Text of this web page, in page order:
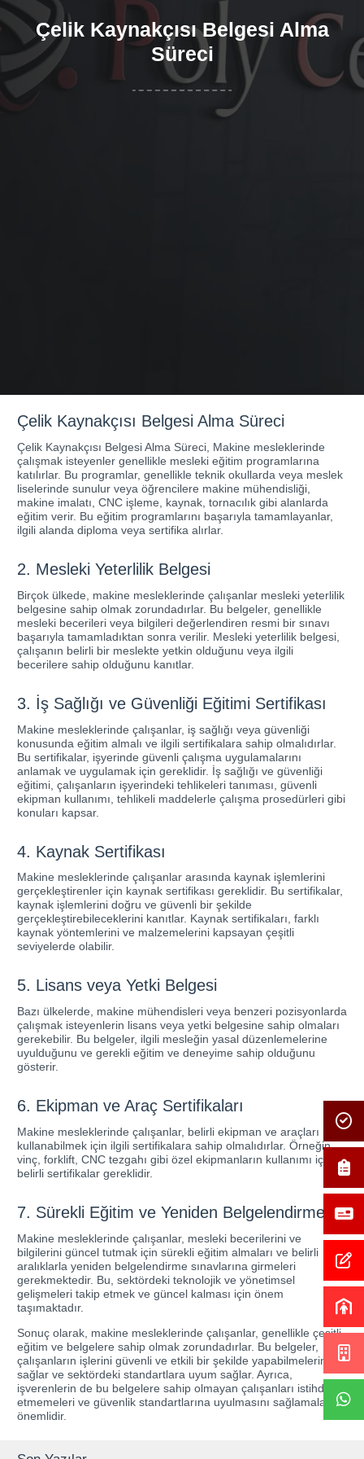
Çelik Kaynakçısı Belgesi Alma
Süreci
Çelik Kaynakçısı Belgesi Alma Süreci
Çelik Kaynakçısı Belgesi Alma Süreci, Makine mesleklerinde
çalışmak isteyenler genellikle mesleki eğitim programlarına
katılırlar. Bu programlar, genellikle teknik okullarda veya meslek
liselerinde sunulur veya öğrencilere makine mühendisliği,
makine imalatı, CNC işleme, kaynak, tornacılık gibi alanlarda
eğitim verir. Bu eğitim programlarını başarıyla tamamlayanlar,
ilgili alanda diploma veya sertifika alırlar.
2. Mesleki Yeterlilik Belgesi
Birçok ülkede, makine mesleklerinde çalışanlar mesleki yeterlilik
belgesine sahip olmak zorundadırlar. Bu belgeler, genellikle
mesleki becerileri veya bilgileri değerlendiren resmi bir sınavı
başarıyla tamamladıktan sonra verilir. Mesleki yeterlilik belgesi,
çalışanın belirli bir meslekte yetkin olduğunu veya ilgili
becerilere sahip olduğunu kanıtlar.
3. İş Sağlığı ve Güvenliği Eğitimi Sertifikası
Makine mesleklerinde çalışanlar, iş sağlığı veya güvenliği
konusunda eğitim almalı ve ilgili sertifikalara sahip olmalıdırlar.
Bu sertifikalar, işyerinde güvenli çalışma uygulamalarını
anlamak ve uygulamak için gereklidir. İş sağlığı ve güvenliği
eğitimi, çalışanların işyerindeki tehlikeleri tanıması, güvenli
ekipman kullanımı, tehlikeli maddelerle çalışma prosedürleri gibi
konuları kapsar.
4. Kaynak Sertifikası
Makine mesleklerinde çalışanlar arasında kaynak işlemlerini
gerçekleştirenler için kaynak sertifikası gereklidir. Bu sertifikalar,
kaynak işlemlerini doğru ve güvenli bir şekilde
gerçekleştirebileceklerini kanıtlar. Kaynak sertifikaları, farklı
kaynak yöntemlerini ve malzemelerini kapsayan çeşitli
seviyelerde olabilir.
5. Lisans veya Yetki Belgesi
Bazı ülkelerde, makine mühendisleri veya benzeri pozisyonlarda
çalışmak isteyenlerin lisans veya yetki belgesine sahip olmaları
gerekebilir. Bu belgeler, ilgili mesleğin yasal düzenlemelerine
uyulduğunu ve gerekli eğitim ve deneyime sahip olduğunu
gösterir.
6. Ekipman ve Araç Sertifikaları
Makine mesleklerinde çalışanlar, belirli ekipman ve araçları
kullanabilmek için ilgili sertifikalara sahip olmalıdırlar. Örneğin,
vinç, forklift, CNC tezgahı gibi özel ekipmanların kullanımı için
belirli sertifikalar gereklidir.
7. Sürekli Eğitim ve Yeniden Belgelendirme
Makine mesleklerinde çalışanlar, mesleki becerilerini ve
bilgilerini güncel tutmak için sürekli eğitim almaları ve belirli
aralıklarla yeniden belgelendirme sınavlarına girmeleri
gerekmektedir. Bu, sektördeki teknolojik ve yönetimsel
gelişmeleri takip etmek ve güncel kalması için önem
taşımaktadır.
Sonuç olarak, makine mesleklerinde çalışanlar, genellikle çeşitli
eğitim ve belgelere sahip olmak zorundadırlar. Bu belgeler,
çalışanların işlerini güvenli ve etkili bir şekilde yapabilmelerini
sağlar ve sektördeki standartlara uyum sağlar. Ayrıca,
işverenlerin de bu belgelere sahip olmayan çalışanları istihdam
etmemeleri ve güvenlik standartlarına uyulmasını sağlamaları
önemlidir.